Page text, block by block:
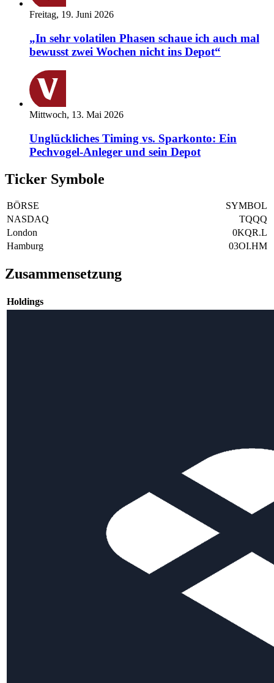
Freitag, 19. Juni 2026
„In sehr volatilen Phasen schaue ich auch mal
bewusst zwei Wochen nicht ins Depot“
Mittwoch, 13. Mai 2026
Unglückliches Timing vs. Sparkonto: Ein
Pechvogel-Anleger und sein Depot
Ticker Symbole
BÖRSE
SYMBOL
NASDAQ
TQQQ
London
0KQR.L
Hamburg
03OI.HM
Zusammensetzung
Holdings